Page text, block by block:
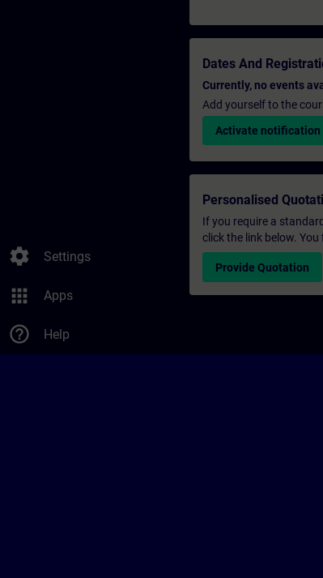
settings Settings
apps Apps
help_outline Help
Dates And
Currently, no events
Add yourself to the
Activate notification
Personalised
If you require a
click the link below.
Provide Quotation